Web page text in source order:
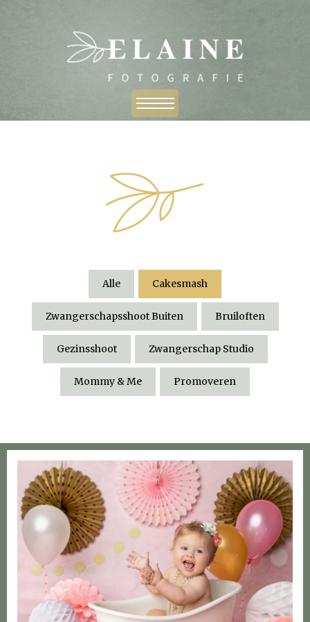
Alle Cakesmash
Zwangerschapsshoot Buiten Bruiloften
Gezinsshoot Zwangerschap Studio
Mommy & Me Promoveren